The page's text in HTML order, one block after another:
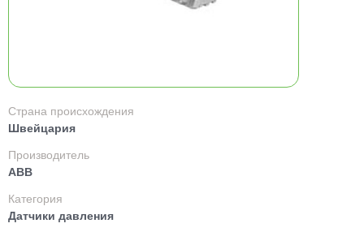
Страна происхождения
Швейцария
Производитель
ABB
Категория
Датчики давления